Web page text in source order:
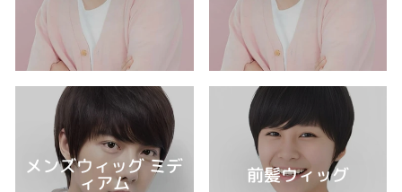
メンズウィッグ ミデ
ィアム 前髪ウィッグ